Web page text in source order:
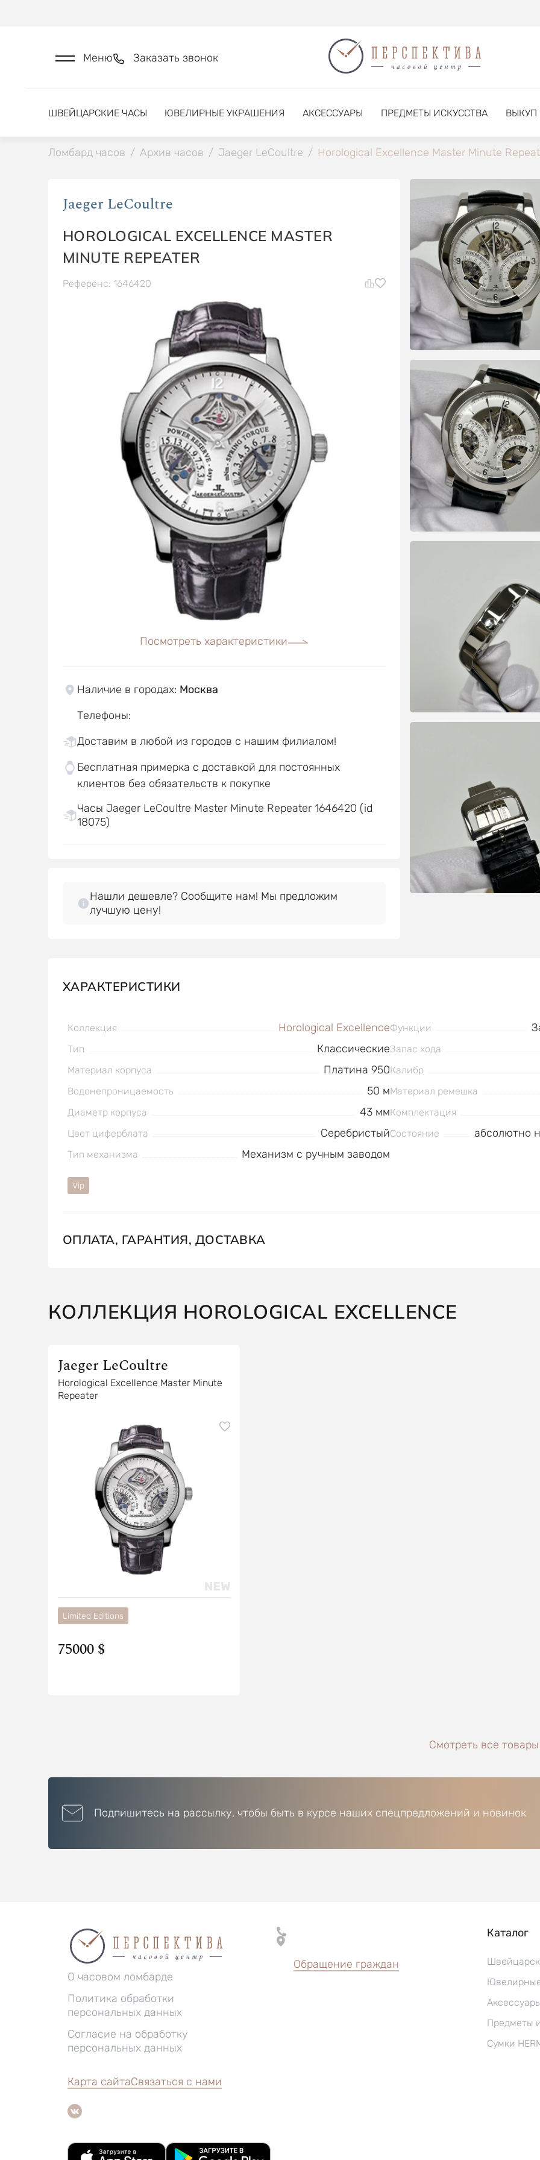
Меню Заказать звонок
ШВЕЙЦАРСКИЕ ЧАСЫ ЮВЕЛИРНЫЕ УКРАШЕНИЯ АКСЕССУАРЫ ПРЕДМЕТЫ ИСКУССТВА ВЫКУП
Ломбард часов / Архив часов / Jaeger LeCoultre / Horological Excellence Master Minute
Jaeger LeCoultre
HOROLOGICAL EXCELLENCE MASTER
MINUTE REPEATER
Референс: 1646420
Посмотреть характеристики
Наличие в городах: Москва
Телефоны:
Доставим в любой из городов с нашим филиалом!
Бесплатная примерка с доставкой для постоянных
клиентов без обязательств к покупке
Часы Jaeger LeCoultre Master Minute Repeater 1646420 (id
18075)
Нашли дешевле? Сообщите нам! Мы предложим
лучшую цену!
ХАРАКТЕРИСТИКИ
Коллекция Horological Excellence
Тип Классические
Материал корпуса Платина 950
Водонепроницаемость 50 м
Диаметр корпуса 43 мм
Цвет циферблата Серебристый
Тип механизма Механизм с ручным заводом
Функции
Запас хода
Калибр
Материал ремешка
Комплектация
Состояние
абсолютно
Vip
ОПЛАТА, ГАРАНТИЯ, ДОСТАВКА
КОЛЛЕКЦИЯ HOROLOGICAL EXCELLENCE
Jaeger LeCoultre
Horological Excellence Master Minute
Repeater
Limited Editions
75000 $
Смотреть все
Подпишитесь на рассылку, чтобы быть в курсе наших спецпредложений и новинок
О часовом ломбарде
Политика обработки
персональных данных
Согласие на обработку
персональных данных
Обращение граждан
Каталог
Предметы
Сумки
Карта сайтаСвязаться с нами